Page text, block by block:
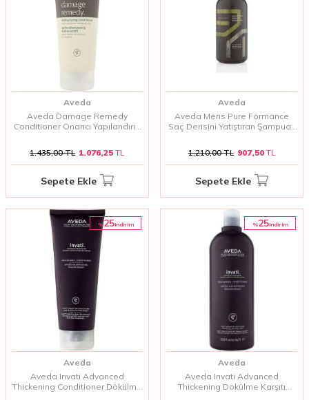
Aveda
Aveda Damage Remedy
Conditioner Onarıcı Yapılandırıcı
1.435,00TL 1.076,25 TL
Sepete Ekle
Aveda
Aveda Mens Pure Formance
Saç Derisini Yatıştıran Şampuan
1.210,00TL 907,50TL
Sepete Ekle
%25i̇ndirim
Aveda
Aveda Invati Advanced
Thickening Conditioner Dökülme
%25i̇ndirim
Aveda
Aveda Invati Advanced
Thickening Dökülme Karşıtı